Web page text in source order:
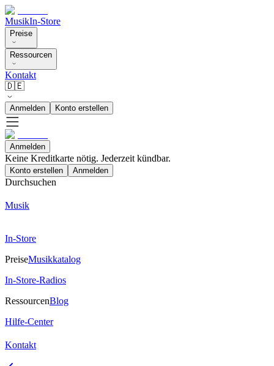
MusikIn-Store
Preise
Ressourcen
Kontakt
🇩🇪
Anmelden Konto erstellen
Anmelden
Keine Kreditkarte nötig. Jederzeit kündbar.
Konto erstellen Anmelden
Durchsuchen
Musik
In-Store
PreiseMusikkatalog
In-Store-Radios
RessourcenBlog
Hilfe-Center
Kontakt